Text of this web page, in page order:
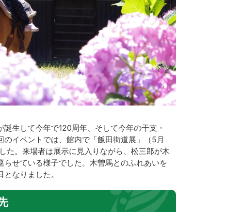
生して今年で120周年、そして今年の干支・
イベントでは、館内で「飯田街道展」（5月
た。来場者は展示に見入りながら、松三郎が木
せている様子でした。木曽馬とのふれあいを
なりました。